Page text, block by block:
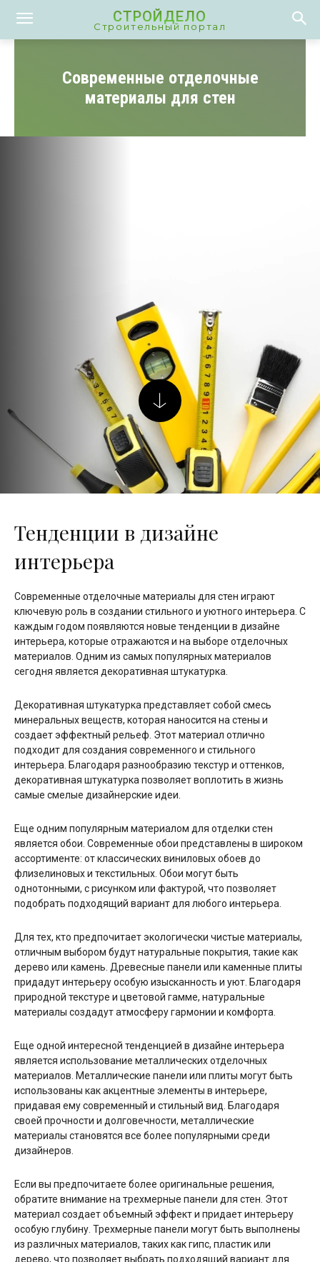
СТРОЙДЕЛО
Строительный портал
Современные отделочные
материалы для стен
Тенденции в дизайне
интерьера
Современные отделочные материалы для стен играют
ключевую роль в создании стильного и уютного интерьера. С
каждым годом появляются новые тенденции в дизайне
интерьера, которые отражаются и на выборе отделочных
материалов. Одним из самых популярных материалов
сегодня является декоративная штукатурка.
Декоративная штукатурка представляет собой смесь
минеральных веществ, которая наносится на стены и
создает эффектный рельеф. Этот материал отлично
подходит для создания современного и стильного
интерьера. Благодаря разнообразию текстур и оттенков,
декоративная штукатурка позволяет воплотить в жизнь
самые смелые дизайнерские идеи.
Еще одним популярным материалом для отделки стен
является обои. Современные обои представлены в широком
ассортименте: от классических виниловых обоев до
флизелиновых и текстильных. Обои могут быть
однотонными, с рисунком или фактурой, что позволяет
подобрать подходящий вариант для любого интерьера.
Для тех, кто предпочитает экологически чистые материалы,
отличным выбором будут натуральные покрытия, такие как
дерево или камень. Древесные панели или каменные плиты
придадут интерьеру особую изысканность и уют. Благодаря
природной текстуре и цветовой гамме, натуральные
материалы создадут атмосферу гармонии и комфорта.
Еще одной интересной тенденцией в дизайне интерьера
является использование металлических отделочных
материалов. Металлические панели или плиты могут быть
использованы как акцентные элементы в интерьере,
придавая ему современный и стильный вид. Благодаря
своей прочности и долговечности, металлические
материалы становятся все более популярными среди
дизайнеров.
Если вы предпочитаете более оригинальные решения,
обратите внимание на трехмерные панели для стен. Этот
материал создает объемный эффект и придает интерьеру
особую глубину. Трехмерные панели могут быть выполнены
из различных материалов, таких как гипс, пластик или
дерево, что позволяет выбрать подходящий вариант для